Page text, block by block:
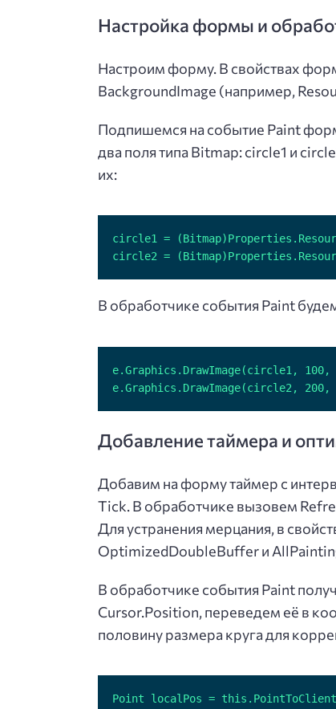
Настройка формы и
Настроим форму. В свойствах
BackgroundImage (например,
Подпишемся на событие Paint
два поля типа Bitmap: circle1 и
их:
circle2 =
В обработчике события Paint
e.Graphics.DrawImage(circle2,
Добавление таймера и
Добавим на форму таймер с
Tick. В обработчике вызовем
Для устранения мерцания, в
OptimizedDoubleBuffer и
В обработчике события Paint
Cursor.Position, переведем её в
половину размера круга для